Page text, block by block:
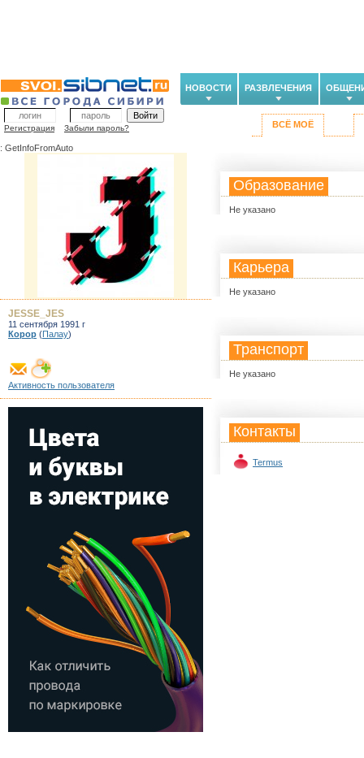
НОВОСТИ РАЗВЛЕЧЕНИЯ
Регистрация Забыли пароль? ВСЁ МОЁ
: GetInfoFromAuto
Образование
Не указано
Карьера
Не указано
Транспорт
Не указано
Контакты
Termus
JESSE_JES
11 сентября 1991 г
Корор (Палау)
Активность пользователя